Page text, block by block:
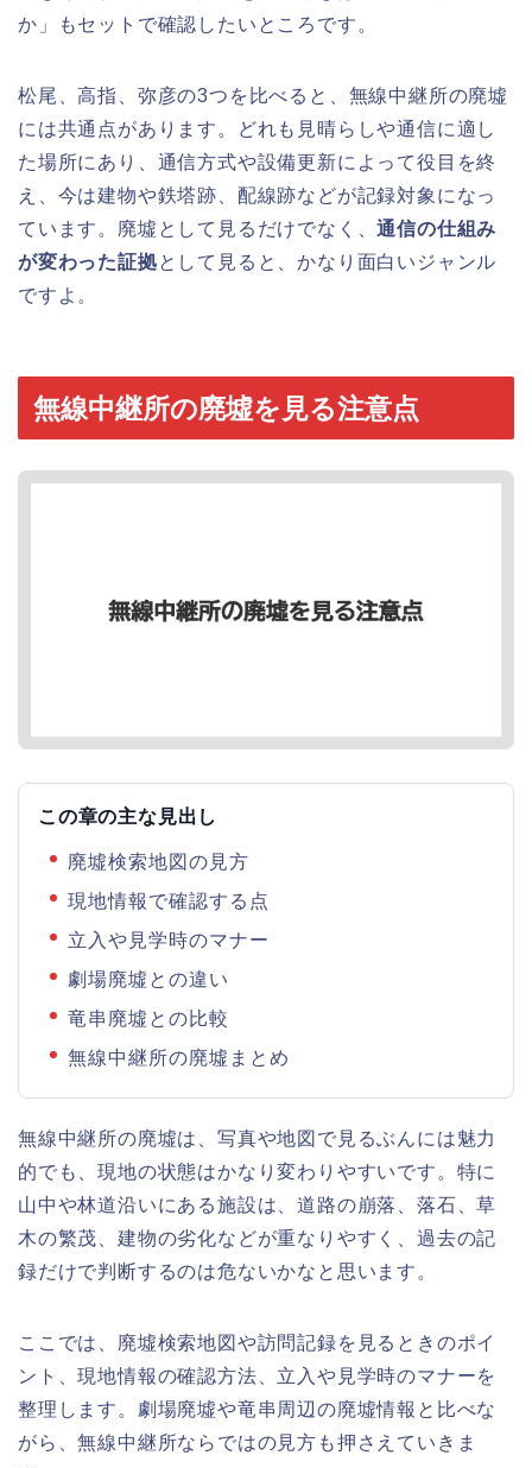
か」もセットで確認したいところです。
松尾、高指、弥彦の3つを比べると、無線中継所の廃墟
には共通点があります。どれも見晴らしや通信に適し
た場所にあり、通信方式や設備更新によって役目を終
え、今は建物や鉄塔跡、配線跡などが記録対象になっ
ています。廃墟として見るだけでなく、通信の仕組み
が変わった証拠として見ると、かなり面白いジャンル
ですよ。
無線中継所の廃墟を見る注意点
この章の主な見出し
廃墟検索地図の見方
現地情報で確認する点
立入や見学時のマナー
劇場廃墟との違い
竜串廃墟との比較
無線中継所の廃墟まとめ
無線中継所の廃墟は、写真や地図で見るぶんには魅力
的でも、現地の状態はかなり変わりやすいです。特に
山中や林道沿いにある施設は、道路の崩落、落石、草
木の繁茂、建物の劣化などが重なりやすく、過去の記
録だけで判断するのは危ないかなと思います。
ここでは、廃墟検索地図や訪問記録を見るときのポイ
ント、現地情報の確認方法、立入や見学時のマナーを
整理します。劇場廃墟や竜串周辺の廃墟情報と比べな
がら、無線中継所ならではの見方も押さえていきま